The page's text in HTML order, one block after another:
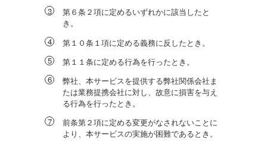
第６条２項に定めるいずれかに該当したと
き。
第１０条１項に定める義務に反したとき。
第１１条に定める行為を行ったとき。
弊社、本サービスを提供する弊社関係会社ま
たは業務提携会社に対し、故意に損害を与え
る行為を行ったとき。
前条第２項に定める変更がなされないことに
より、本サービスの実施が困難であるとき。